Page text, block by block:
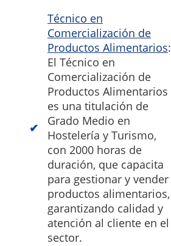
Técnico en
Comercialización de
Productos Alimentarios:
El Técnico en
Comercialización de
Productos Alimentarios
es una titulación de
Grado Medio en
Hostelería y Turismo,
con 2000 horas de
duración, que capacita
para gestionar y vender
productos alimentarios,
garantizando calidad y
atención al cliente en el
sector.